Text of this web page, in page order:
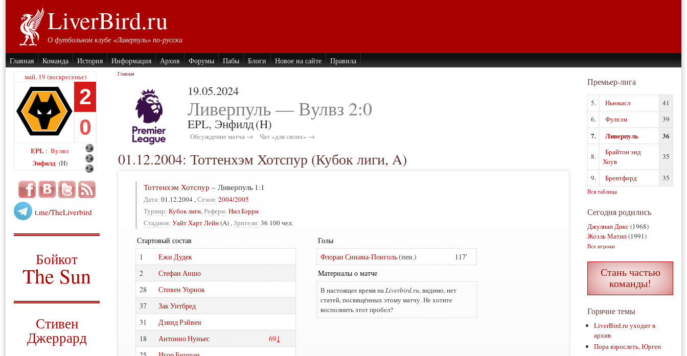
LiverBird.ru
О футбольном клубе «Ливерпуль» по-русски
Главная Команда История Информация Архив Форумы Пабы Блоги Новое на сайте Правила
май, 19 (воскресенье)
2
0
EPL : Вулвз
Энфилд (H)
t.me/TheLiverbird
Бойкот
The Sun
Стивен
Джеррард
Главная
19.05.2024
Ливерпуль — Вулвз 2:0
EPL, Энфилд(H)
Обсуждение матча → Чат «для своих» →
01.12.2004: Тоттенхэм Хотспур (Кубок лиги, A)
Тоттенхэм Хотспур – Ливерпуль 1:1
Дата: 01.12.2004,Сезон: 2004/2005
Турнир: Кубок лиги,Рефери: Нил Бэрри
Стадион: Уайт Харт Лейн(A),Зрители: 36 100 чел.
Стартовый состав
1
Ежи Дудек
2
Стефан Аншо
28
Стивен Уорнок
37
Зак Уитбред
31
Дэвид Рэйвен
18
Антонио Нуньес
69
Голы
Флоран Синама-Понголь
117
Материалы о матче
В настоящее время наLiverbird.ru, видимо, нет
статей, посвящённых этому матчу. Не хотите
восполнить этот пробел?
Премьер-лига
5. Ньюкасл
41
6.
Фулхэм 39
7. Ливерпуль 36
8.
Брайтон энд
Хоув
35
9. Брентфорд 35
Вся таблица
Сегодня родились
Джулиан Дикс(1968)
Жоэль Матип(1991)
Все игроки
Стань частью
команды!
Горячие темы
LiverBird.ru уходит в
архив
Пора взрослеть, Юрген